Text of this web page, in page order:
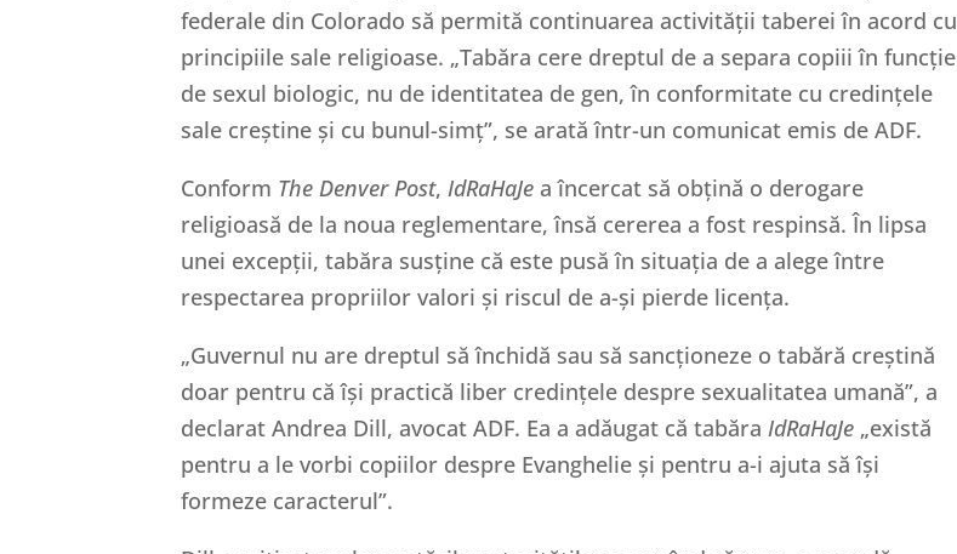
federale din Colorado să permită continuarea activității taberei în acord cu
principiile sale religioase. „Tabăra cere dreptul de a separa copiii în funcție
de sexul biologic, nu de identitatea de gen, în conformitate cu credințele
sale creștine și cu bunul-simț”, se arată într-un comunicat emis de ADF.
Conform The Denver Post, IdRaHaJe a încercat să obțină o derogare
religioasă de la noua reglementare, însă cererea a fost respinsă. În lipsa
unei excepții, tabăra susține că este pusă în situația de a alege între
respectarea propriilor valori și riscul de a-și pierde licența.
„Guvernul nu are dreptul să închidă sau să sancționeze o tabără creștină
doar pentru că își practică liber credințele despre sexualitatea umană”, a
declarat Andrea Dill, avocat ADF. Ea a adăugat că tabăra IdRaHaJe „există
pentru a le vorbi copiilor despre Evanghelie și pentru a-i ajuta să își
formeze caracterul”.